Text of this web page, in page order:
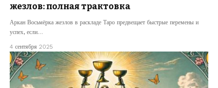
жезлов: полная трактовка
Аркан Восьмёрка жезлов в раскладе Таро предвещает быстрые перемены и
успех, если…
4 сентября 2025